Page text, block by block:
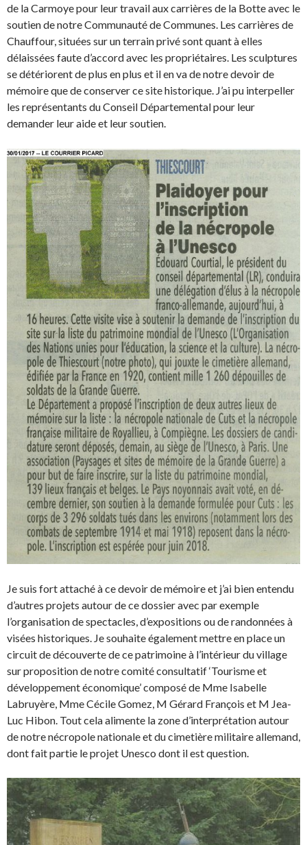
de la Carmoye pour leur travail aux carrières de la Botte avec le
soutien de notre Communauté de Communes. Les carrières de
Chauffour, situées sur un terrain privé sont quant à elles
délaissées faute d’accord avec les propriétaires. Les sculptures
se détériorent de plus en plus et il en va de notre devoir de
mémoire que de conserver ce site historique. J’ai pu interpeller
les représentants du Conseil Départemental pour leur
demander leur aide et leur soutien.
Je suis fort attaché à ce devoir de mémoire et j’ai bien entendu
d’autres projets autour de ce dossier avec par exemple
l’organisation de spectacles, d’expositions ou de randonnées à
visées historiques. Je souhaite également mettre en place un
circuit de découverte de ce patrimoine à l’intérieur du village
sur proposition de notre comité consultatif ‘Tourisme et
développement économique’ composé de Mme Isabelle
Labruyère, Mme Cécile Gomez, M Gérard François et M Jea-
Luc Hibon. Tout cela alimente la zone d’interprétation autour
de notre nécropole nationale et du cimetière militaire allemand,
dont fait partie le projet Unesco dont il est question.